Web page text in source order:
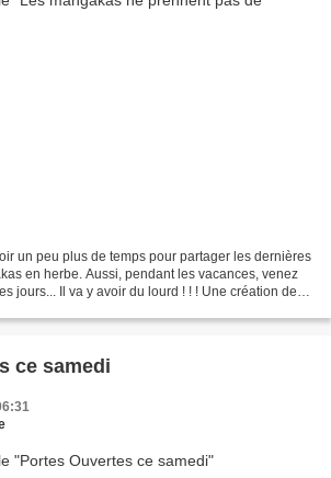
un peu plus de temps pour partager les dernières
en herbe. Aussi, pendant les vacances, venez
jours... Il va y avoir du lourd ! ! ! Une création de
ce samedi